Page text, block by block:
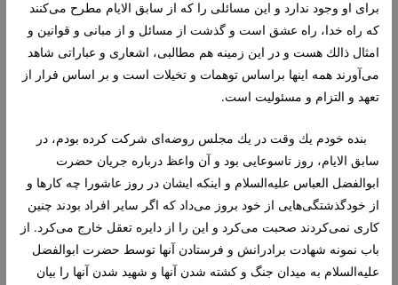
برای او وجود ندارد و این مسائلی را كه از سابق الایام مطرح می‌كنند
كه راه خدا، راه عشق است و گذشت از مسائل و از مبانی و قوانین و
امثال ذالك هست و در این زمینه هم مطالبی، اشعاری و عباراتی شاهد
می‌آورند همه اینها براساس توهمات و تخیلات است و بر اساس فرار از
تعهد و التزام و مسئولیت است.
بنده خودم یك وقت در یك مجلس روضه‌ای شركت كرده بودم، در
سابق الایام، روز تاسوعایی بود و آن واعظ درباره جریان حضرت
ابوالفضل العباس علیه‌السلام و اینكه ایشان در روز عاشورا چه كارها و
از خودگذشتگی‌هایی از خود بروز می‌داد كه اگر سایر افراد بودند چنین
كاری نمی‌كردند صحبت می‌كرد و این را از دایره تعقل خارج می‌كرد. از
باب نمونه شهادت برادرانش و فرستادن آنها توسط حضرت ابوالفضل
علیه‌السلام به میدان جنگ و كشته شدن آنها و شهید شدن آنها را بیان